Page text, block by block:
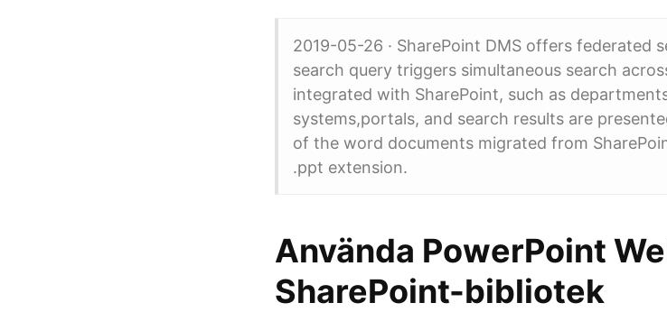
2019-05-26 · SharePoint DMS offers federated
search query triggers simultaneous search
integrated with SharePoint, such as
systems,portals, and search results are
of the word documents migrated from
.ppt extension.
Använda PowerPoint
SharePoint-bibliotek